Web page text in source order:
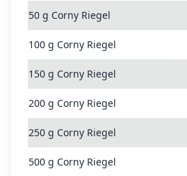
50 g Corny Riegel
100 g Corny Riegel
150 g Corny Riegel
200 g Corny Riegel
250 g Corny Riegel
500 g Corny Riegel